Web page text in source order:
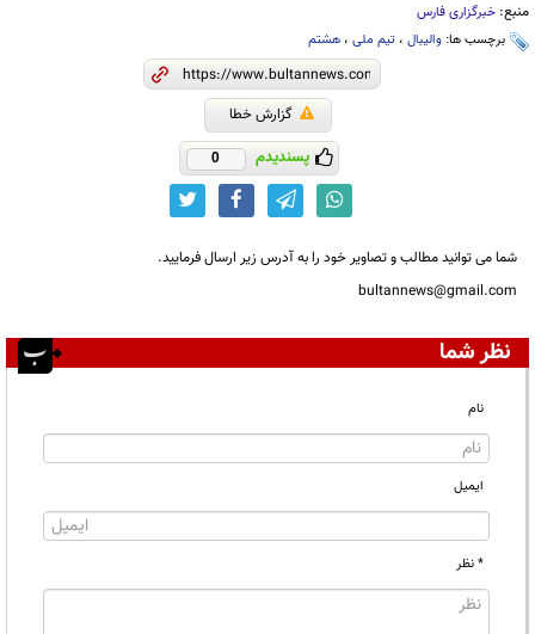
منبع: خبرگزاری فارس
برچسب ها: والیبال ، تیم ملی ، هشتم
گزارش خطا
پسندیدم 0
شما می توانید مطالب و تصاویر خود را به آدرس زیر ارسال فرمایید.
bultannews@gmail.com
نظر شما
نام
ایمیل
* نظر